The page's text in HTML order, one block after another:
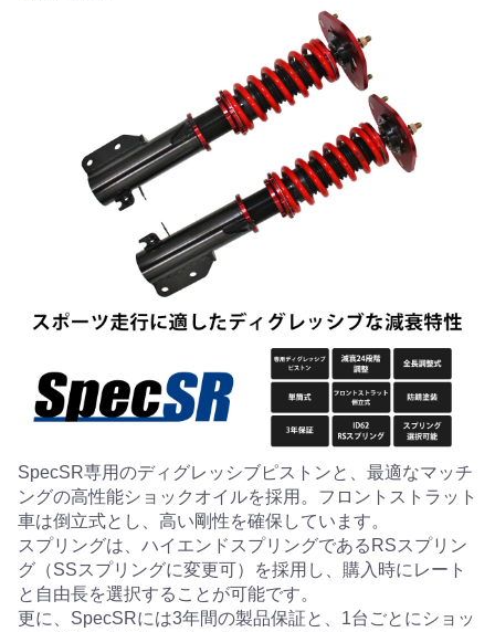
SpecSR専用のディグレッシブピストンと、最適なマッチ
ングの高性能ショックオイルを採用。フロントストラット
車は倒立式とし、高い剛性を確保しています。
スプリングは、ハイエンドスプリングであるRSスプリン
グ（SSスプリングに変更可）を採用し、購入時にレート
と自由長を選択することが可能です。
更に、SpecSRには3年間の製品保証と、1台ごとにショッ